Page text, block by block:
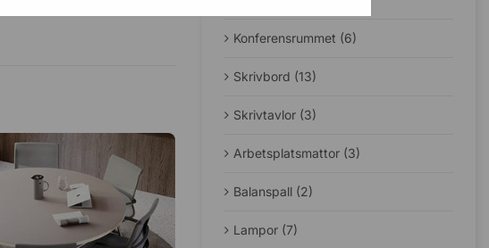
Konferensrummet (6)
Skrivbord (13)
Skrivtavlor (3)
Arbetsplatsmattor (3)
Balanspall (2)
Lampor (7)